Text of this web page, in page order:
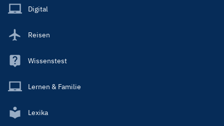
Main
Digital
Reisen
Wissenstest
Lernen & Familie
Lexika